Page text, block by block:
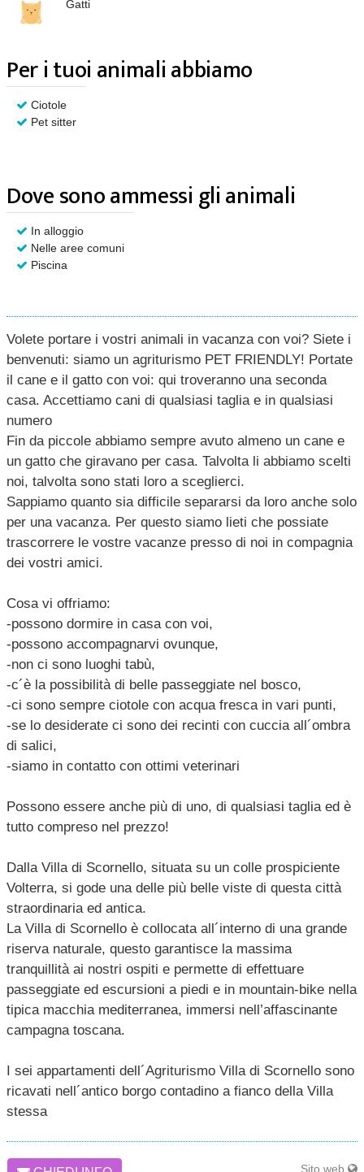
Gatti
Per i tuoi animali abbiamo
Ciotole
Pet sitter
Dove sono ammessi gli animali
In alloggio
Nelle aree comuni
Piscina
Volete portare i vostri animali in vacanza con voi? Siete i
benvenuti: siamo un agriturismo PET FRIENDLY! Portate
il cane e il gatto con voi: qui troveranno una seconda
casa. Accettiamo cani di qualsiasi taglia e in qualsiasi
numero
Fin da piccole abbiamo sempre avuto almeno un cane e
un gatto che giravano per casa. Talvolta li abbiamo scelti
noi, talvolta sono stati loro a sceglierci.
Sappiamo quanto sia difficile separarsi da loro anche solo
per una vacanza. Per questo siamo lieti che possiate
trascorrere le vostre vacanze presso di noi in compagnia
dei vostri amici.
Cosa vi offriamo:
-possono dormire in casa con voi,
-possono accompagnarvi ovunque,
-non ci sono luoghi tabù,
-c´è la possibilità di belle passeggiate nel bosco,
-ci sono sempre ciotole con acqua fresca in vari punti,
-se lo desiderate ci sono dei recinti con cuccia all´ombra
di salici,
-siamo in contatto con ottimi veterinari
Possono essere anche più di uno, di qualsiasi taglia ed è
tutto compreso nel prezzo!
Dalla Villa di Scornello, situata su un colle prospiciente
Volterra, si gode una delle più belle viste di questa città
straordinaria ed antica.
La Villa di Scornello è collocata all´interno di una grande
riserva naturale, questo garantisce la massima
tranquillità ai nostri ospiti e permette di effettuare
passeggiate ed escursioni a piedi e in mountain-bike nella
tipica macchia mediterranea, immersi nell’affascinante
campagna toscana.
I sei appartamenti dell´Agriturismo Villa di Scornello sono
ricavati nell´antico borgo contadino a fianco della Villa
stessa
Sito web